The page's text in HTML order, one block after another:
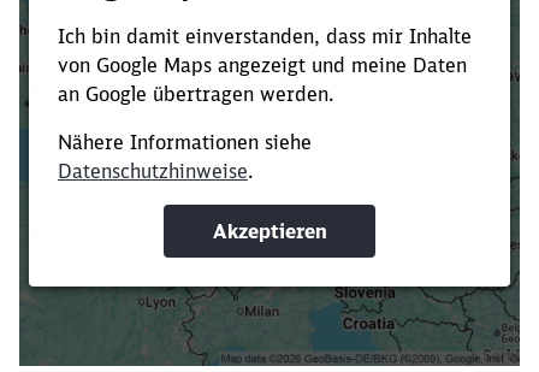
Verkürze die Ladezeit, indem du Suchbegriffe
oder Filter hinzufügst.
Suchbegriffe eingeben
Filter setzen